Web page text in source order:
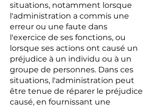
situations, notamment lorsque
l'administration a commis une
erreur ou une faute dans
l'exercice de ses fonctions, ou
lorsque ses actions ont causé un
préjudice à un individu ou à un
groupe de personnes. Dans ces
situations, l'administration peut
être tenue de réparer le préjudice
causé, en fournissant une